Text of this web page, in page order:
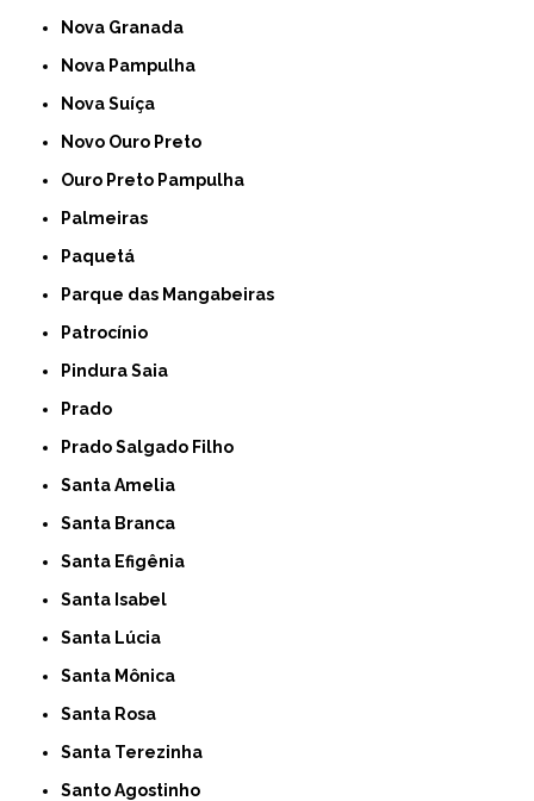
Nova Granada
Nova Pampulha
Nova Suíça
Novo Ouro Preto
Ouro Preto Pampulha
Palmeiras
Paquetá
Parque das Mangabeiras
Patrocínio
Pindura Saia
Prado
Prado Salgado Filho
Santa Amelia
Santa Branca
Santa Efigênia
Santa Isabel
Santa Lúcia
Santa Mônica
Santa Rosa
Santa Terezinha
Santo Agostinho